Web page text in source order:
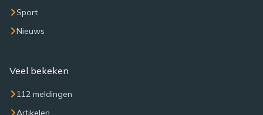
Sport
Nieuws
Veel bekeken
112 meldingen
Artikelen